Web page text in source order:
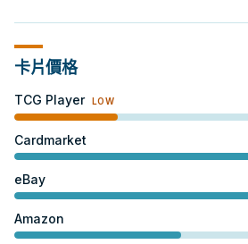
卡片價格
TCG Player LOW
Cardmarket
eBay
Amazon